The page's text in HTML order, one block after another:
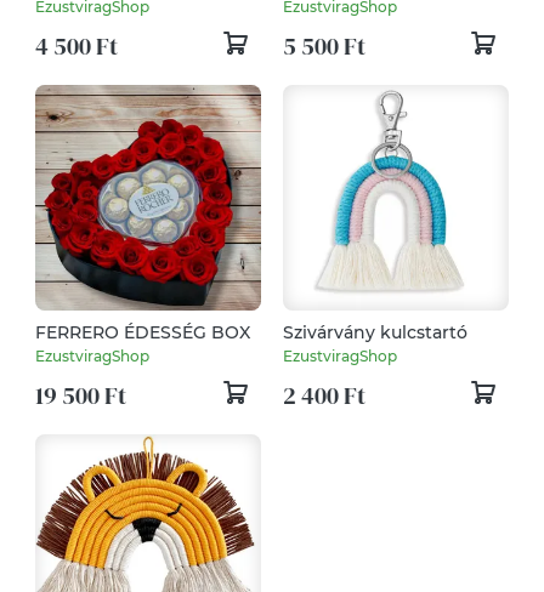
EzustviragShop
4 500 Ft
EzustviragShop
5 500 Ft
FERRERO ÉDESSÉG BOX
EzustviragShop
19 500 Ft
Szivárvány kulcstartó
EzustviragShop
2 400 Ft